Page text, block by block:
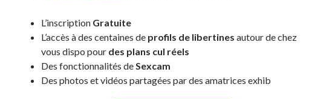
L’inscription Gratuite
L’accès à des centaines de profils de libertines autour de chez
vous dispo pour des plans cul réels
Des fonctionnalités deSexcam
Des photos et vidéos partagées par des amatrices exhib